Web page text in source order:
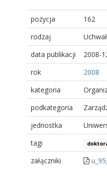
pozycja
162
rodzaj
data publikacji
2008-
rok
2008
kategoria
podkategoria
jednostka
tagi
załączniki